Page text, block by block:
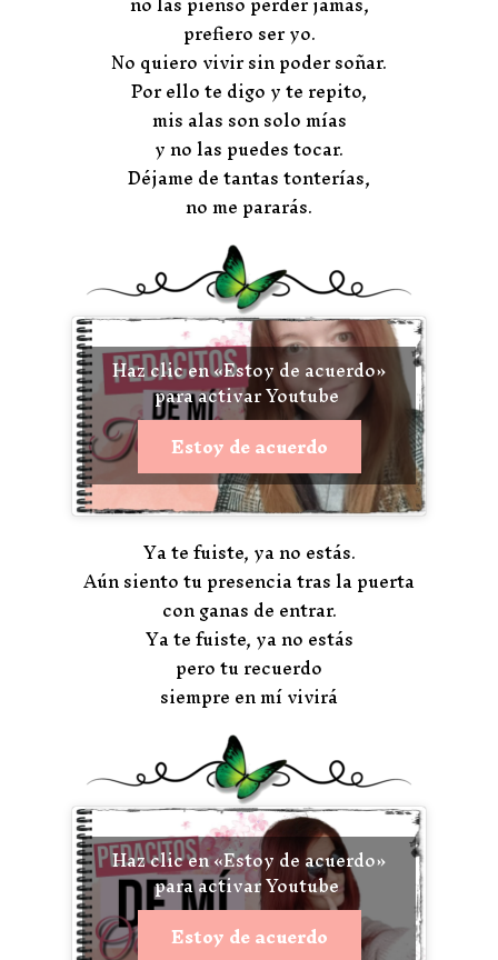
prefiero ser yo.
No quiero vivir sin poder soñar.
Por ello te digo y te repito,
mis alas son solo mías
y no las puedes tocar.
Déjame de tantas tonterías,
no me pararás.
Haz clic en «Estoy de acuerdo»
para activar Youtube
Estoy de acuerdo
Ya te fuiste, ya no estás.
Aún siento tu presencia tras la puerta
con ganas de entrar.
Ya te fuiste, ya no estás
pero tu recuerdo
siempre en mí vivirá
Haz clic en «Estoy de acuerdo»
para activar Youtube
Estoy de acuerdo